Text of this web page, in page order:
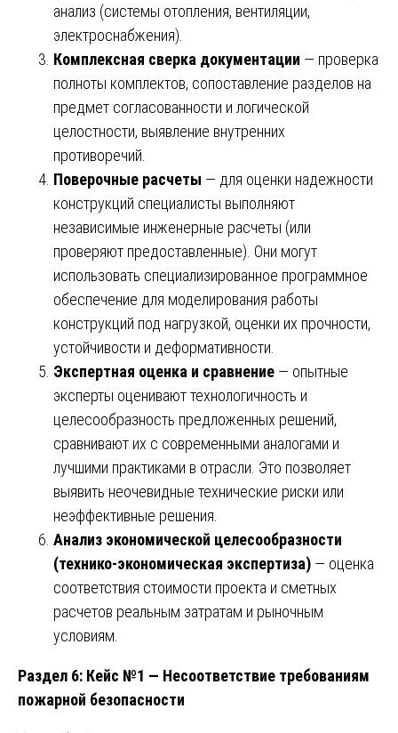
анализ (системы отопления, вентиляции,
электроснабжения).
Комплексная сверка документации — проверка
полноты комплектов, сопоставление разделов на
предмет согласованности и логической
целостности, выявление внутренних
противоречий.
Поверочные расчеты — для оценки надежности
конструкций специалисты выполняют
независимые инженерные расчеты (или
проверяют предоставленные). Они могут
использовать специализированное программное
обеспечение для моделирования работы
конструкций под нагрузкой, оценки их прочности,
устойчивости и деформативности.
Экспертная оценка и сравнение — опытные
эксперты оценивают технологичность и
целесообразность предложенных решений,
сравнивают их с современными аналогами и
лучшими практиками в отрасли. Это позволяет
выявить неочевидные технические риски или
неэффективные решения.
Анализ экономической целесообразности
(технико-экономическая экспертиза) — оценка
соответствия стоимости проекта и сметных
расчетов реальным затратам и рыночным
условиям.
Раздел 6: Кейс №1 — Несоответствие требованиям
пожарной безопасности